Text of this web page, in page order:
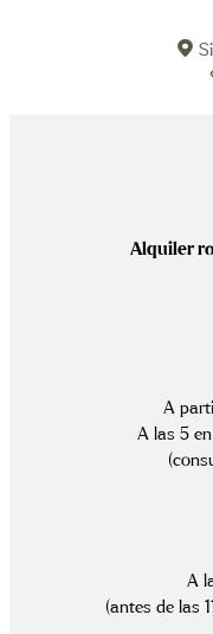
Alquiler
A
A las 5
A
(antes de las